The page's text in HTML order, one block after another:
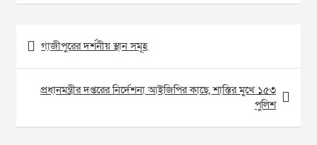
Post
navigation
গাজীপুরের দর্শনীয় স্থান সমূহ
প্রধানমন্ত্রীর দপ্তরের নির্দেশনা আইজিপির কাছে, শাস্তির মুখে ১৫৩
পুলিশ